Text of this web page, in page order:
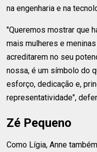
na engenharia e na
"Queremos mostrar que
mais mulheres e
acreditarem no seu
nossa, é um símbolo do
esforço, dedicação e,
representatividade",
Zé Pequeno
Como Lígia, Anne